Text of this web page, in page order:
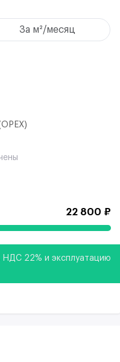
за м²/месяц
22 800 ₽
НДС 22% и эксплуатацию